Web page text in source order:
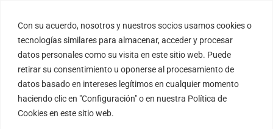
Con su acuerdo, nosotros y nuestros socios usamos cookies o
tecnologías similares para almacenar, acceder y procesar
datos personales como su visita en este sitio web. Puede
retirar su consentimiento u oponerse al procesamiento de
datos basado en intereses legítimos en cualquier momento
haciendo clic en "Configuración" o en nuestra Política de
Cookies en este sitio web.
contenido
FORTINUX.COM
08004 – Barcelona
Cataluña – España
info@fortinux.com